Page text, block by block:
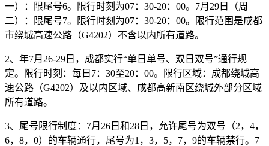
一）：限尾号6。限行时刻为07：30-20：00。7月29日（周
二）：限尾号7。限行时刻为07：30-20：00。限行范围是成都
市绕城高速公路（G4202）不含以内所有道路。
2、年7月26-29日，成都实行“单日单号、双日双号”通行规
定。限行时刻：每日7：30至20：00。限行区域：成都绕城高
速公路（G4202）及以内区域、成都高新南区绕城外部分区域
所有道路。
3、尾号限行制度：7月26日和28日，允许尾号为双号（2，4，
6，8，0）的车辆通行，尾号为1，3，5，7，9的车辆禁行。7